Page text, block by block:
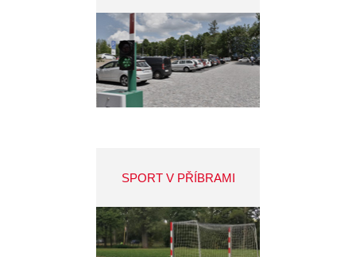
SPORT V PŘÍBRAMI